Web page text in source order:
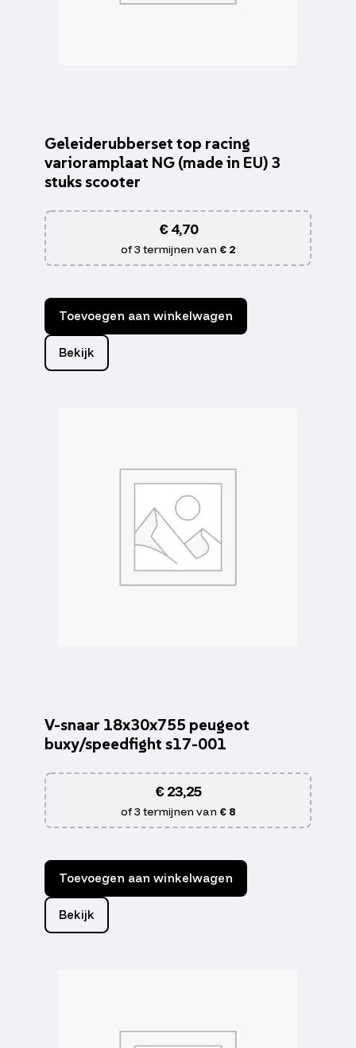
Geleiderubberset top racing
varioramplaat NG (made in EU) 3
stuks scooter
€4,70
of 3 termijnen van € 2
Toevoegen aan winkelwagen
Bekijk
V-snaar 18x30x755 peugeot
buxy/speedfight s17-001
€23,25
of 3 termijnen van € 8
Toevoegen aan winkelwagen
Bekijk